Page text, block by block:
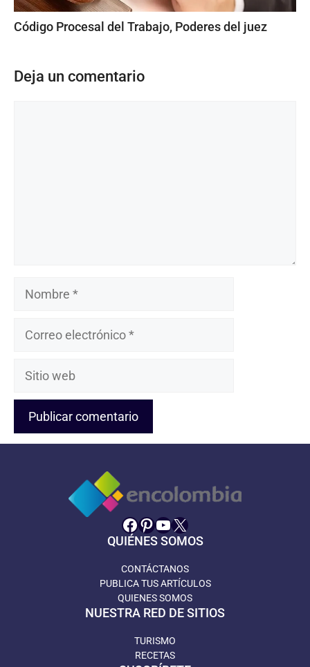
Código Procesal del Trabajo, Poderes del juez
Deja un comentario
Nombre
Sitio
Facebook
Pinterest
YouTube
X
QUIÉNES SOMOS
CONTÁCTANOS
PUBLICA TUS ARTÍCULOS
QUIENES SOMOS
NUESTRA RED DE SITIOS
TURISMO
RECETAS